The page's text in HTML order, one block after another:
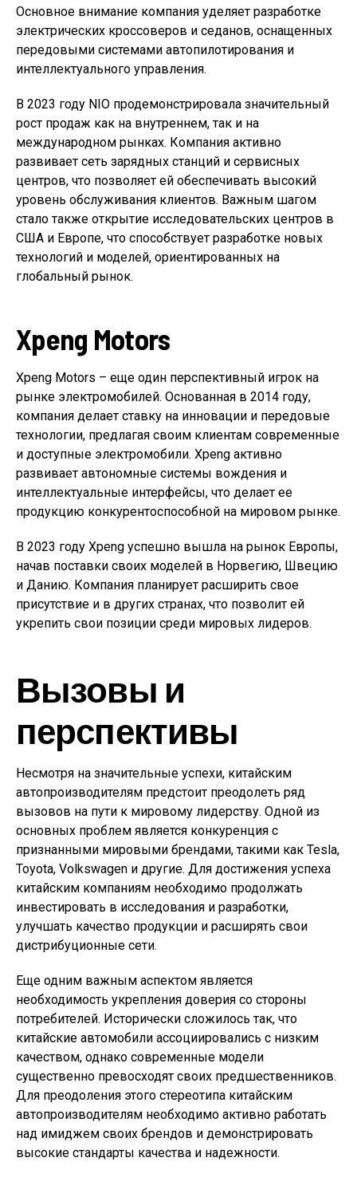
Основное внимание компания уделяет разработке
электрических кроссоверов и седанов, оснащенных
передовыми системами автопилотирования и
интеллектуального управления.
В 2023 году NIO продемонстрировала значительный
рост продаж как на внутреннем, так и на
международном рынках. Компания активно
развивает сеть зарядных станций и сервисных
центров, что позволяет ей обеспечивать высокий
уровень обслуживания клиентов. Важным шагом
стало также открытие исследовательских центров в
США и Европе, что способствует разработке новых
технологий и моделей, ориентированных на
глобальный рынок.
Xpeng Motors
Xpeng Motors – еще один перспективный игрок на
рынке электромобилей. Основанная в 2014 году,
компания делает ставку на инновации и передовые
технологии, предлагая своим клиентам современные
и доступные электромобили. Xpeng активно
развивает автономные системы вождения и
интеллектуальные интерфейсы, что делает ее
продукцию конкурентоспособной на мировом рынке.
В 2023 году Xpeng успешно вышла на рынок Европы,
начав поставки своих моделей в Норвегию, Швецию
и Данию. Компания планирует расширить свое
присутствие и в других странах, что позволит ей
укрепить свои позиции среди мировых лидеров.
Вызовы и
перспективы
Несмотря на значительные успехи, китайским
автопроизводителям предстоит преодолеть ряд
вызовов на пути к мировому лидерству. Одной из
основных проблем является конкуренция с
признанными мировыми брендами, такими как Tesla,
Toyota, Volkswagen и другие. Для достижения успеха
китайским компаниям необходимо продолжать
инвестировать в исследования и разработки,
улучшать качество продукции и расширять свои
дистрибуционные сети.
Еще одним важным аспектом является
необходимость укрепления доверия со стороны
потребителей. Исторически сложилось так, что
китайские автомобили ассоциировались с низким
качеством, однако современные модели
существенно превосходят своих предшественников.
Для преодоления этого стереотипа китайским
автопроизводителям необходимо активно работать
над имиджем своих брендов и демонстрировать
высокие стандарты качества и надежности.